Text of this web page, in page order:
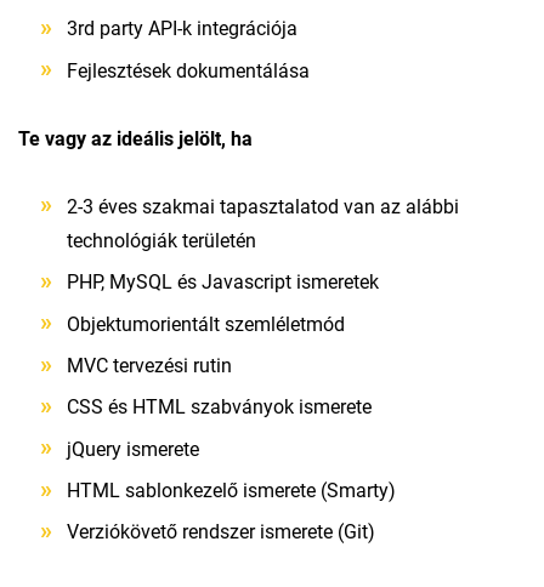
3rd party API-k integrációja
Fejlesztések dokumentálása
Te vagy az ideális jelölt, ha
2-3 éves szakmai tapasztalatod van az alábbi
technológiák területén
PHP, MySQL és Javascript ismeretek
Objektumorientált szemléletmód
MVC tervezési rutin
CSS és HTML szabványok ismerete
jQuery ismerete
HTML sablonkezelő ismerete (Smarty)
Verziókövető rendszer ismerete (Git)